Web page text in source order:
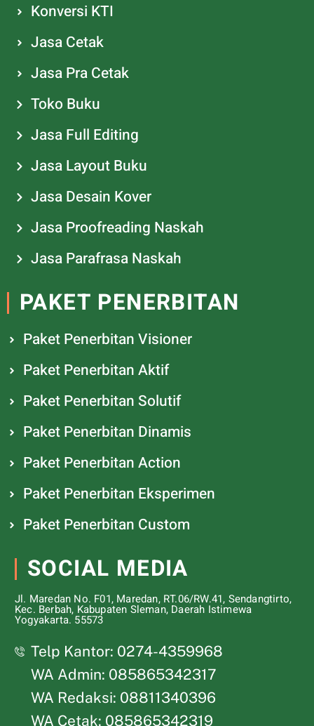
Konversi KTI
Jasa Cetak
Jasa Pra Cetak
Toko Buku
Jasa Full Editing
Jasa Layout Buku
Jasa Desain Kover
Jasa Proofreading Naskah
Jasa Parafrasa Naskah
PAKET PENERBITAN
Paket Penerbitan Visioner
Paket Penerbitan Aktif
Paket Penerbitan Solutif
Paket Penerbitan Dinamis
Paket Penerbitan Action
Paket Penerbitan Eksperimen
Paket Penerbitan Custom
SOCIAL MEDIA
Jl. Maredan No. F01, Maredan, RT.06/RW.41, Sendangtirto,
Kec. Berbah, Kabupaten Sleman, Daerah Istimewa
Yogyakarta. 55573
Telp Kantor: 0274-4359968
WA Admin: 085865342317
WA Redaksi: 08811340396
WA Cetak: 085865342319